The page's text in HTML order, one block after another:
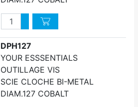
QuantitéAugmenter quantité
Diminuer quantité
DPH127
YOUR ESSSENTIALS
OUTILLAGE VIS
SCIE CLOCHE BI-METAL
DIAM.127 COBALT